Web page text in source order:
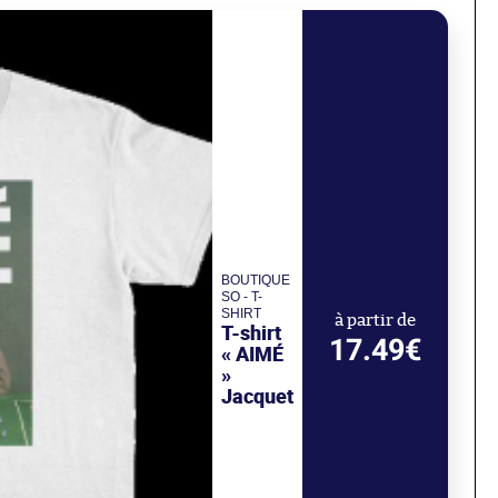
BOUTIQUE
SO - T-
SHIRT
T-shirt
« AIMÉ
»
Jacquet
à partir de
17.49€